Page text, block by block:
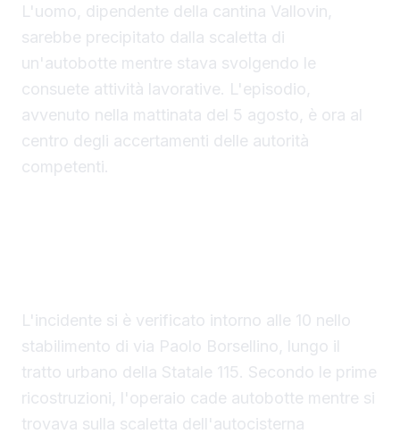
L'uomo, dipendente della cantina Vallovin,
sarebbe precipitato dalla scaletta di
un'autobotte mentre stava svolgendo le
consuete attività lavorative. L'episodio,
avvenuto nella mattinata del 5 agosto, è ora al
centro degli accertamenti delle autorità
competenti.
L'incidente si è verificato intorno alle 10 nello
stabilimento di via Paolo Borsellino, lungo il
tratto urbano della Statale 115. Secondo le prime
ricostruzioni, l'operaio cade autobotte mentre si
trovava sulla scaletta dell'autocisterna